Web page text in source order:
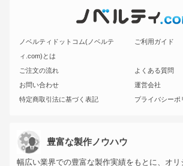
ノベルティドットコム(ノベルテ
ィ.com)とは
ご利用ガイド
ご注文の流れ
よくある質問
お問い合わせ
運営会社
特定商取引法に基づく表記
プライバシーポ
豊富な製作ノウハウ
幅広い業界での豊富な製作実績をもとに、オ